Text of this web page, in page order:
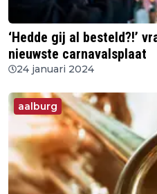
‘Hedde gij al besteld?!’
nieuwste carnavalsplaat
24 januari 2024
aalburg